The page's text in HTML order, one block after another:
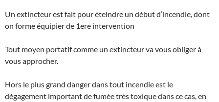
Un extincteur est fait pour éteindre un début d’incendie, dont
on forme équipier de 1ere intervention
Tout moyen portatif comme un extincteur va vous obliger à
vous approcher.
Hors le plus grand danger dans tout incendie est le
dégagement important de fumée très toxique dans ce cas, en